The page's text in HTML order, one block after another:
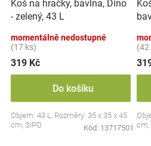
Koš na hračky, bavlna, Dino
- zelený, 43 L
momentálně nedostupné
(17 ks)
319 Kč
Do košíku
Objem: 43 L, Rozměry: 35 x 35 x 45
cm, SIPO
Kód: 13717501
(42
cm,